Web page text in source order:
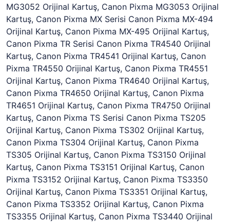
MG3052 Orijinal Kartuş, Canon Pixma MG3053 Orijinal
Kartuş, Canon Pixma MX Serisi Canon Pixma MX-494
Orijinal Kartuş, Canon Pixma MX-495 Orijinal Kartuş,
Canon Pixma TR Serisi Canon Pixma TR4540 Orijinal
Kartuş, Canon Pixma TR4541 Orijinal Kartuş, Canon
Pixma TR4550 Orijinal Kartuş, Canon Pixma TR4551
Orijinal Kartuş, Canon Pixma TR4640 Orijinal Kartuş,
Canon Pixma TR4650 Orijinal Kartuş, Canon Pixma
TR4651 Orijinal Kartuş, Canon Pixma TR4750 Orijinal
Kartuş, Canon Pixma TS Serisi Canon Pixma TS205
Orijinal Kartuş, Canon Pixma TS302 Orijinal Kartuş,
Canon Pixma TS304 Orijinal Kartuş, Canon Pixma
TS305 Orijinal Kartuş, Canon Pixma TS3150 Orijinal
Kartuş, Canon Pixma TS3151 Orijinal Kartuş, Canon
Pixma TS3152 Orijinal Kartuş, Canon Pixma TS3350
Orijinal Kartuş, Canon Pixma TS3351 Orijinal Kartuş,
Canon Pixma TS3352 Orijinal Kartuş, Canon Pixma
TS3355 Orijinal Kartuş, Canon Pixma TS3440 Orijinal